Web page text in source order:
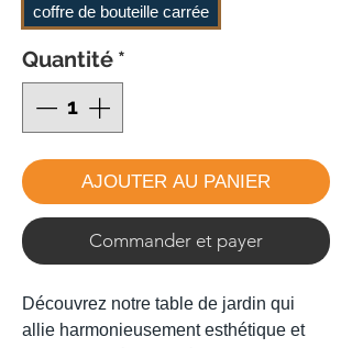
coffre de bouteille carrée
Quantité *
AJOUTER AU PANIER
Commander et payer
Découvrez notre table de jardin qui
allie harmonieusement esthétique et